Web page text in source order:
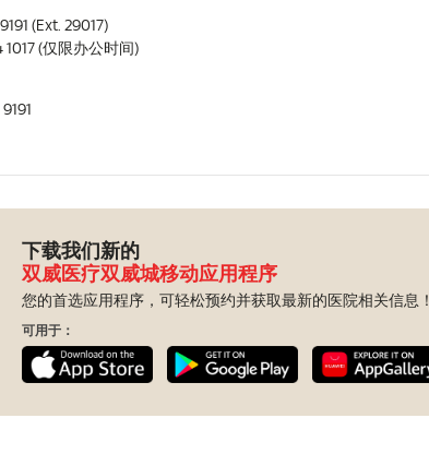
(Ext. 29017)
(仅限办公时间)
下载我们新的
双威医疗双威城移动应用程序
您的首选应用程序，可轻松预约并获取最新的医院相关信息！
可用于：